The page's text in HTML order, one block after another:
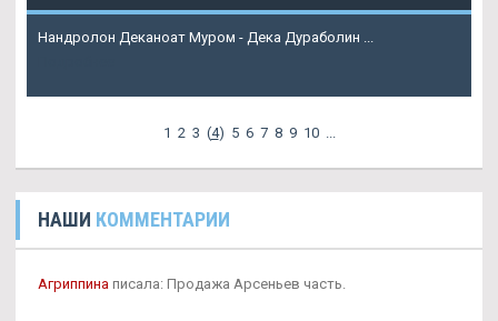
Нандролон Деканоат Муром - Дека Дураболин ...
1 2 3 (4) 5 6 7 8 9 10 ...
НАШИ КОММЕНТАРИИ
Агриппина писала: Продажа Арсеньев часть.